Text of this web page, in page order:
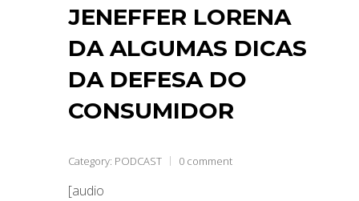
JENEFFER LORENA
DA ALGUMAS DICAS
DA DEFESA DO
CONSUMIDOR
Category: PODCAST 0 comment
[audio